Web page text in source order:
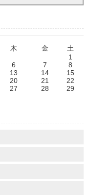
木 金
土
1
6 7
8
13 14
15
20 21
22
27 28
29